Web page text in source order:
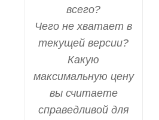
всего?
Чего не хватает в
текущей версии?
Какую
максимальную цену
вы считаете
справедливой для